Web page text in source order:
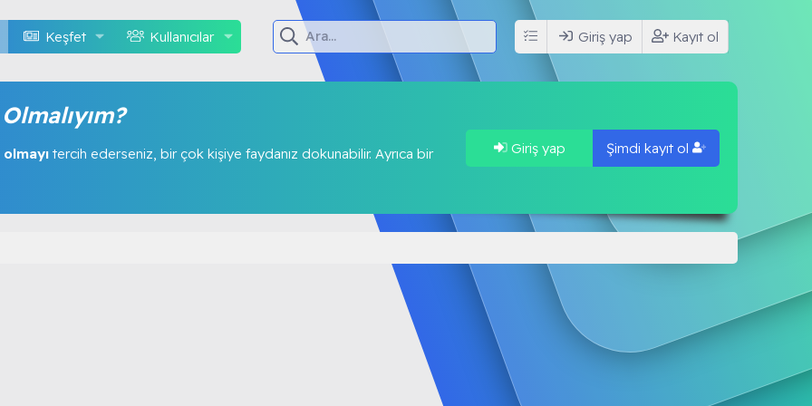
Keşfet Kullanıcılar Giriş yap Kayıt ol
tercih ederseniz, bir çok kişiye faydanız dokunabilir. Ayrıca bir
Giriş yap Şimdi kayıt ol